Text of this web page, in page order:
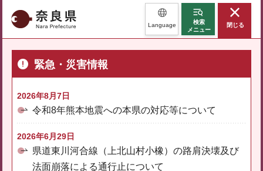
奈良県 Language
検索
メニュー
閉じる
緊急・災害情報
2026年8月7日
令和8年熊本地震への本県の対応等について
2026年6月29日
県道東川河合線（上北山村小橡）の路肩決壊及び
法面崩落による通行止について